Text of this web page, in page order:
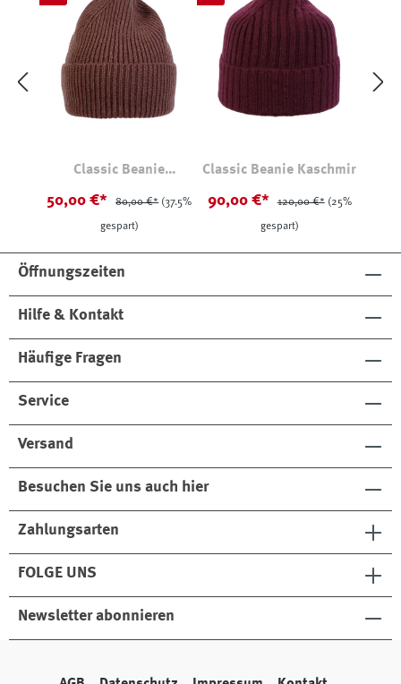
Classic Beanie
50,00 €* 80,00 €* (37.5%
gespart)
Classic Beanie Kaschmir
90,00 €* 120,00 €* (25%
gespart)
Öffnungszeiten
Hilfe & Kontakt
Häufige Fragen
Service
Versand
Besuchen Sie uns auch hier
Zahlungsarten
FOLGE UNS
Newsletter abonnieren